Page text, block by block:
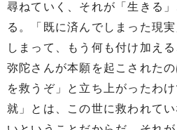
尋ねていく、それが「生きる
る。「既に済んでしまった現
しまって、もう何も付け加え
弥陀さんが本願を起こされた
を救うぞ」と立ち上がったわ
就」とは、この世に救われて